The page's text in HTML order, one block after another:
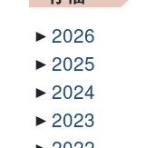
2026
2025
2024
2023